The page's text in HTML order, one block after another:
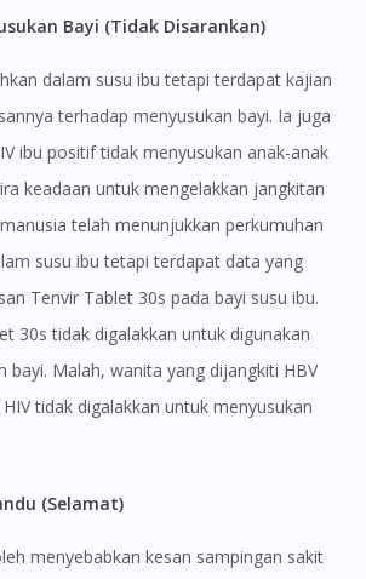
Singapore
to be shopping from Singapore
DoctorOnCall.com.my, our Malaysian
better, would you like to head over to
Singapore?
to DoctorOnCall Singapore
Bayi (Tidak Disarankan)
dalam susu ibu tetapi terdapat kajian
terhadap menyusukan bayi. Ia juga
ibu positif tidak menyusukan anak-anak
keadaan untuk mengelakkan jangkitan
telah menunjukkan perkumuhan
susu ibu tetapi terdapat data yang
Tenvir Tablet 30s pada bayi susu ibu.
30s tidak digalakkan untuk digunakan
bayi. Malah, wanita yang dijangkiti HBV
tidak digalakkan untuk menyusukan
(Selamat)
menyebabkan kesan sampingan sakit